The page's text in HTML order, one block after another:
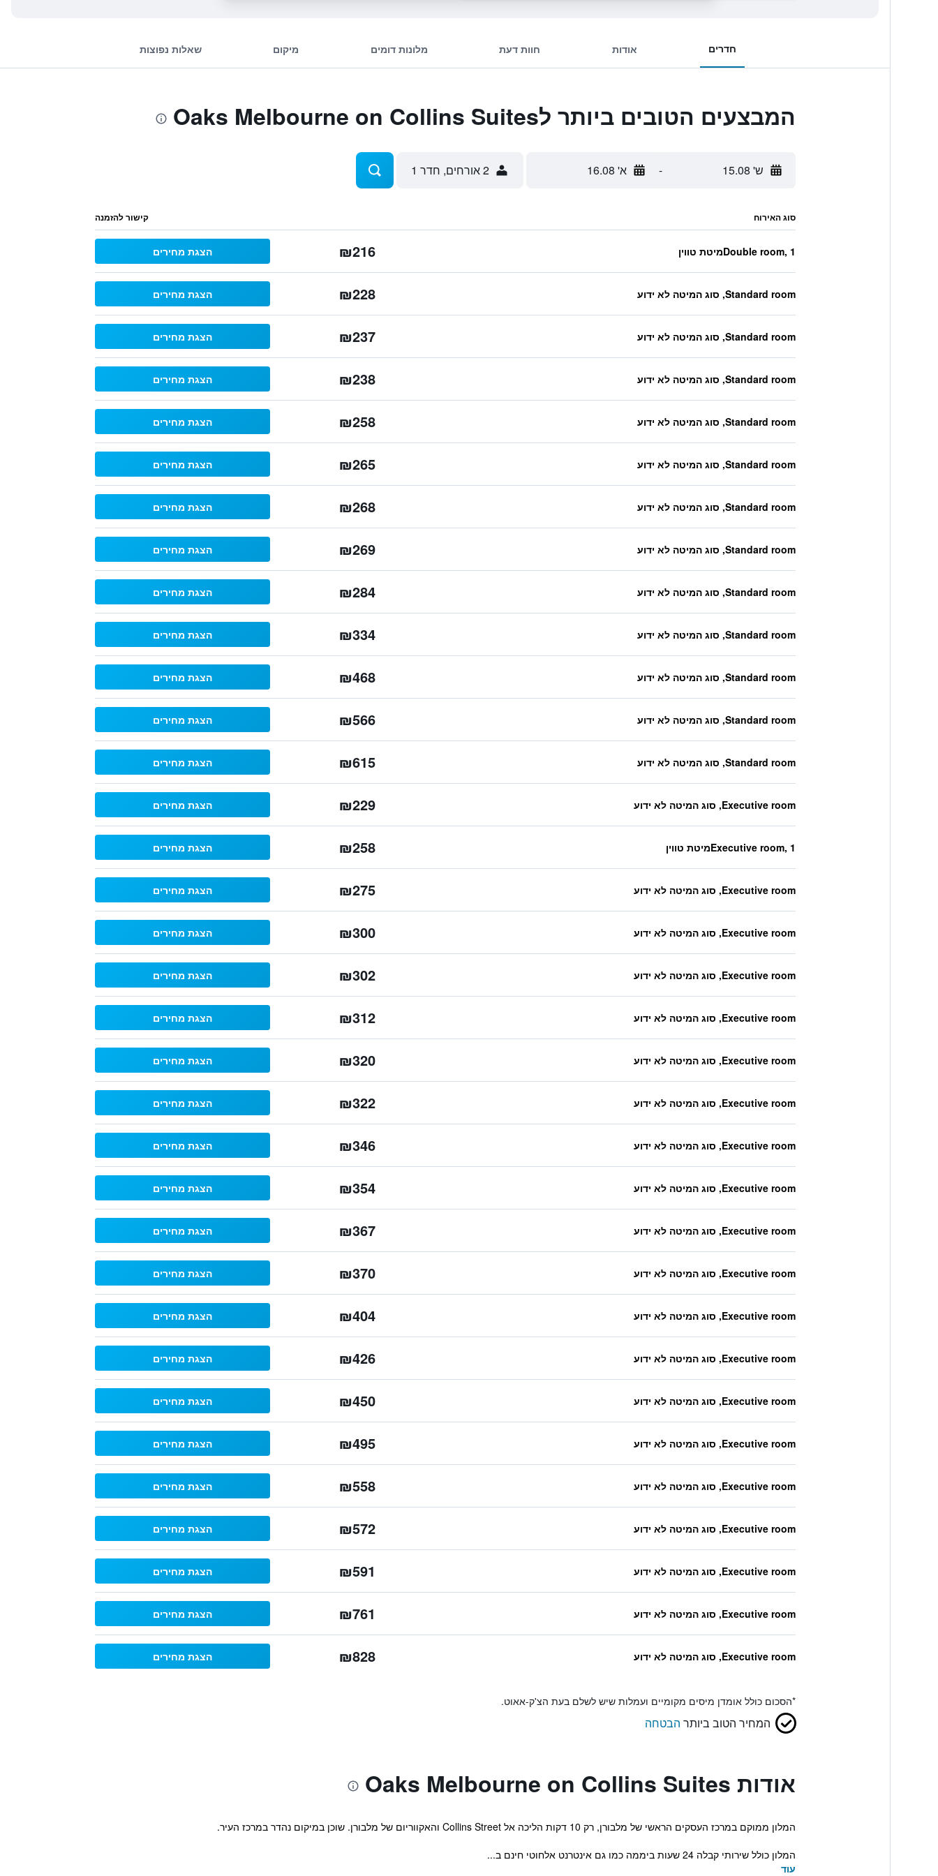
חדרים אודות חוות דעת מלונות דומים מיקום שאלות נפוצות
המבצעים הטובים ביותר לOaks Melbourne on Collins Suites
ש' 15.08 - א' 16.08 2 אורחים, חדר 1
סוג האירוח קישור להזמנה
Double room, 1מיטת טווין ₪216 הצגת מחירים
Standard room, סוג המיטה לא ידוע ₪228 הצגת מחירים
Standard room, סוג המיטה לא ידוע ₪237 הצגת מחירים
Standard room, סוג המיטה לא ידוע ₪238 הצגת מחירים
Standard room, סוג המיטה לא ידוע ₪258 הצגת מחירים
Standard room, סוג המיטה לא ידוע ₪265 הצגת מחירים
Standard room, סוג המיטה לא ידוע ₪268 הצגת מחירים
Standard room, סוג המיטה לא ידוע ₪269 הצגת מחירים
Standard room, סוג המיטה לא ידוע ₪284 הצגת מחירים
Standard room, סוג המיטה לא ידוע ₪334 הצגת מחירים
Standard room, סוג המיטה לא ידוע ₪468 הצגת מחירים
Standard room, סוג המיטה לא ידוע ₪566 הצגת מחירים
Standard room, סוג המיטה לא ידוע ₪615 הצגת מחירים
Executive room, סוג המיטה לא ידוע ₪229 הצגת מחירים
Executive room, 1מיטת טווין ₪258 הצגת מחירים
Executive room, סוג המיטה לא ידוע ₪275 הצגת מחירים
Executive room, סוג המיטה לא ידוע ₪300 הצגת מחירים
Executive room, סוג המיטה לא ידוע ₪302 הצגת מחירים
Executive room, סוג המיטה לא ידוע ₪312 הצגת מחירים
Executive room, סוג המיטה לא ידוע ₪320 הצגת מחירים
Executive room, סוג המיטה לא ידוע ₪322 הצגת מחירים
Executive room, סוג המיטה לא ידוע ₪346 הצגת מחירים
Executive room, סוג המיטה לא ידוע ₪354 הצגת מחירים
Executive room, סוג המיטה לא ידוע ₪367 הצגת מחירים
Executive room, סוג המיטה לא ידוע ₪370 הצגת מחירים
Executive room, סוג המיטה לא ידוע ₪404 הצגת מחירים
Executive room, סוג המיטה לא ידוע ₪426 הצגת מחירים
Executive room, סוג המיטה לא ידוע ₪450 הצגת מחירים
Executive room, סוג המיטה לא ידוע ₪495 הצגת מחירים
Executive room, סוג המיטה לא ידוע ₪558 הצגת מחירים
Executive room, סוג המיטה לא ידוע ₪572 הצגת מחירים
Executive room, סוג המיטה לא ידוע ₪591 הצגת מחירים
Executive room, סוג המיטה לא ידוע ₪761 הצגת מחירים
Executive room, סוג המיטה לא ידוע ₪828 הצגת מחירים
*הסכום כולל אומדן מיסים מקומיים ועמלות שיש לשלם בעת הצ'ק-אאוט.
המחיר הטוב ביותר הבטחה
אודות Oaks Melbourne on Collins Suites
המלון ממוקם במרכז העסקים הראשי של מלבורן, רק 10 דקות הליכה אל Collins Street והאקווריום של מלבורן. שוכן במיקום נהדר במרכז העיר.
המלון כולל שירותי קבלה 24 שעות ביממה כמו גם אינטרנט אלחוטי חינם ב...
עוד